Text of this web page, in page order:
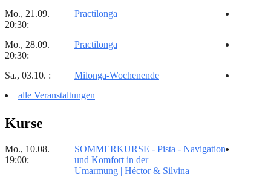
Mo., 21.09.
20:30:
Practilonga
Mo., 28.09.
20:30:
Practilonga
Sa., 03.10. :
Milonga-Wochenende
alle Veranstaltungen
Kurse
Mo., 10.08.
19:00:
SOMMERKURSE - Pista - Navigation
und Komfort in der
Umarmung | Héctor & Silvina